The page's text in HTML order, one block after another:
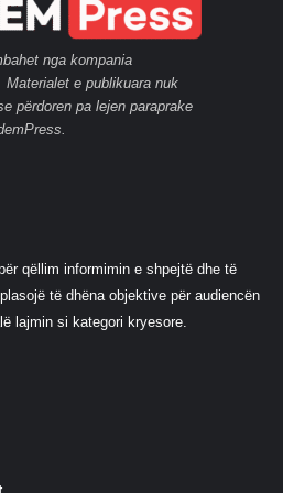
nga kompania
Materialet e publikuara nuk
përdoren pa lejen paraprake
qëllim informimin e shpejtë dhe të
të dhëna objektive për audiencën
lajmin si kategori kryesore.